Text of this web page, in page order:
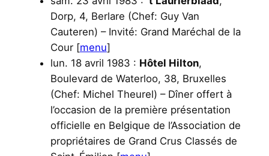
Dorp, 4, Berlare (Chef: Guy Van
Cauteren) – Invité: Grand Maréchal de la
Cour [menu]
lun. 18 avril 1983 : Hôtel Hilton,
Boulevard de Waterloo, 38, Bruxelles
(Chef: Michel Theurel) – Dîner offert à
l’occasion de la première présentation
officielle en Belgique de l’Association de
propriétaires de Grand Crus Classés de